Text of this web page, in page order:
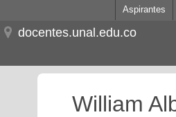
Aspirantes
docentes.unal.edu.co
William